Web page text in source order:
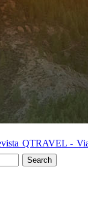
Search